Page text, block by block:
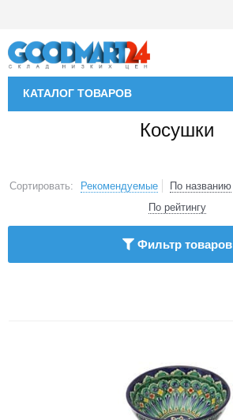
КАТАЛОГ ТОВАРОВ
Косушки
Сортировать: Рекомендуемые По названию
По рейтингу
Фильтр товаров